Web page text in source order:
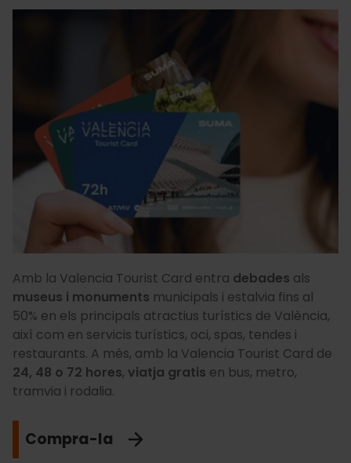
Amb la Valencia Tourist Card entra debades als
museus i monuments municipals i estalvia fins al
50% en els principals atractius turístics de València,
així com en servicis turístics, oci, spas, tendes i
restaurants. A més, amb la Valencia Tourist Card de
24, 48 o 72 hores, viatja gratis en bus, metro,
tramvia i rodalia.
Compra-la